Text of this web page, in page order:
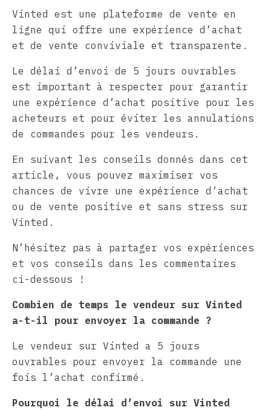
Vinted est une plateforme de vente en
ligne qui offre une expérience d’achat
et de vente conviviale et transparente.
Le délai d’envoi de 5 jours ouvrables
est important à respecter pour garantir
une expérience d’achat positive pour les
acheteurs et pour éviter les annulations
de commandes pour les vendeurs.
En suivant les conseils donnés dans cet
article, vous pouvez maximiser vos
chances de vivre une expérience d’achat
ou de vente positive et sans stress sur
Vinted.
N’hésitez pas à partager vos expériences
et vos conseils dans les commentaires
ci-dessous !
Combien de temps le vendeur sur Vinted
a-t-il pour envoyer la commande ?
Le vendeur sur Vinted a 5 jours
ouvrables pour envoyer la commande une
fois l’achat confirmé.
Pourquoi le délai d’envoi sur Vinted